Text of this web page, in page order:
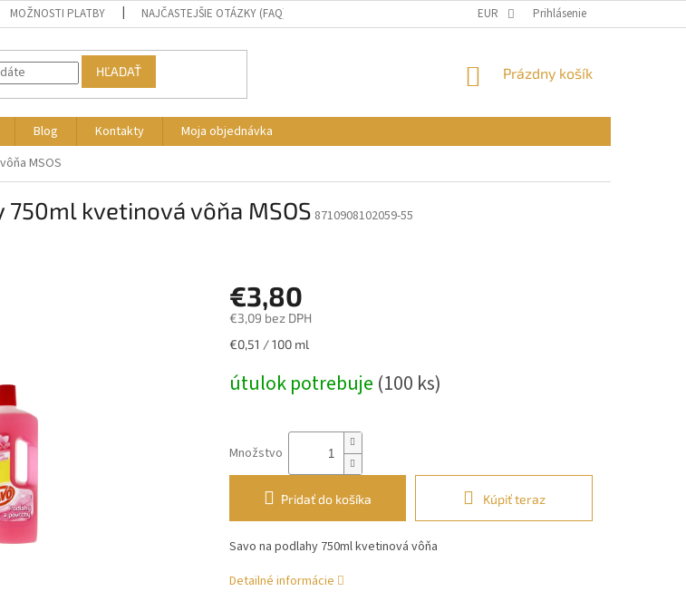
MOŽNOSTI PLATBY NAJČASTEJŠIE OTÁZKY (FAQ) PODMIENKY OCHRANY OSOBNÝCH
EUR Prihlásenie
HĽADAŤ
NÁKUPNÝ
Prázdny košík
Blog Kontakty
Moja objednávka
MSOS
750ml kvetinová vôňa MSOS 8710908102059-55
€3,80
€3,09 bez DPH
Jednotková
€0,51 / 100 ml
útulok potrebuje (100 ks)
Množstvo
Pridať do košíka Kúpiť teraz
Savo na podlahy 750ml kvetinová vôňa
Detailné informácie